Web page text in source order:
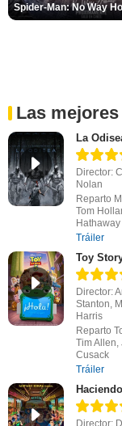
Spider-Man: No Way
Las
La
Director:
Nolan
Reparto
Tom
Hathaway
Tráiler
Toy
Director:
Stanton,
Harris
Reparto
Tim Allen,
Cusack
Tráiler
Director: